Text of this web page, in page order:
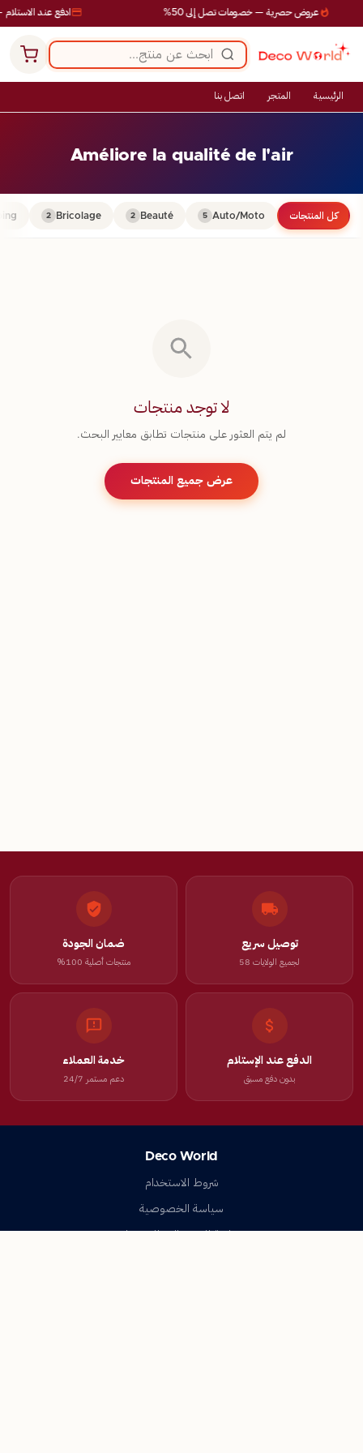
ادفع عند الاستلام عروض حصرية — خصومات تصل إلى 50%
الرئيسية المتجر اتصل بنا
Améliore la qualité de l'air
كل المنتجات Auto/Moto
5
Beauté
2
Bricolage
2
لا توجد منتجات
لم يتم العثور على منتجات تطابق معايير البحث.
عرض جميع المنتجات
توصيل سريع
لجميع الولايات 58
ضمان الجودة
منتجات أصلية 100%
الدفع عند الإستلام
بدون دفع مسبق
خدمة العملاء
دعم مستمر 24/7
Deco World
شروط الاستخدام
سياسة الخصوصية
سياسة الإستبدال والإسترجاع